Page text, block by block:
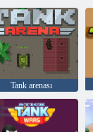
Tank arenası